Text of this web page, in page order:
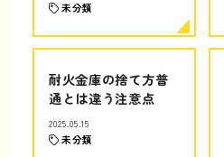
未分類
耐火金庫の捨て方普
通とは違う注意点
2025.05.15
未分類